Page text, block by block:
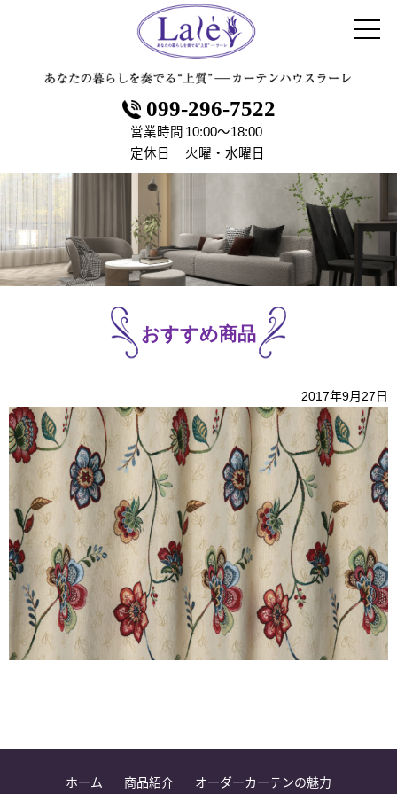
099-296-7522
営業時間 10:00～18:00
定休日
火曜・水曜日
おすすめ商品
2017年9月27日
ホーム 商品紹介 オーダーカーテンの魅力